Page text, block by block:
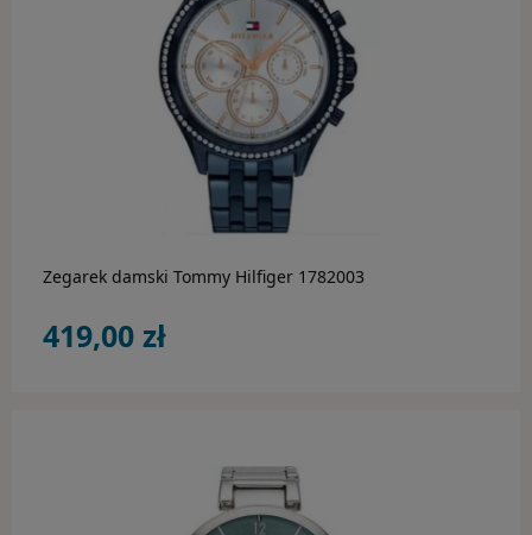
Zegarek damski Tommy Hilfiger 1782003
419,00 zł
do koszyka